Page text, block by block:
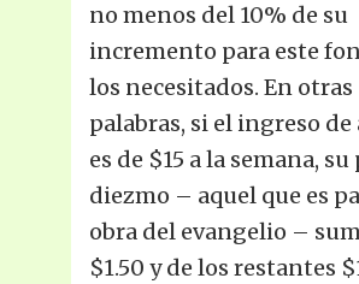
no menos del 10% de su
incremento para este
los necesitados. En otras
palabras, si el ingreso
es de $15 a la semana,
diezmo – aquel que es
obra del evangelio –
$1.50 y de los restantes